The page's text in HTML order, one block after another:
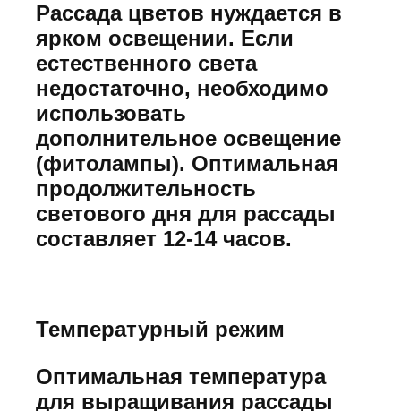
Рассада цветов нуждается в
ярком освещении. Если
естественного света
недостаточно, необходимо
использовать
дополнительное освещение
(фитолампы). Оптимальная
продолжительность
светового дня для рассады
составляет 12-14 часов.
Температурный режим
Оптимальная температура
для выращивания рассады